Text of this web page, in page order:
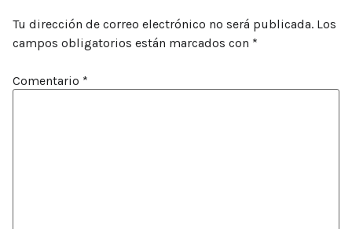
Tu dirección de correo electrónico no será publicada. Los
campos obligatorios están marcados con *
Comentario *